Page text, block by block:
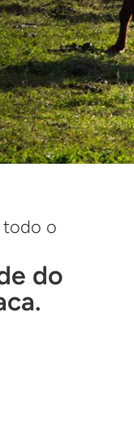
todo o
do